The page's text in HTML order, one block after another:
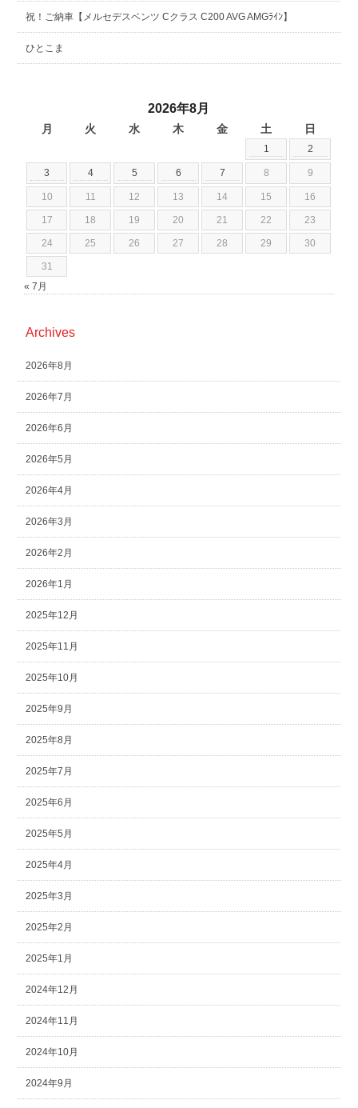
祝！ご納車【メルセデスベンツ Cクラス C200 AVG AMGﾗｲﾝ】
ひとこま
2026年8月
月 火 水 木 金 土 日
1 2
3 4 5 6 7 8 9
10 11 12 13 14 15 16
17 18 19 20 21 22 23
24 25 26 27 28 29 30
31
« 7月
Archives
2026年8月
2026年7月
2026年6月
2026年5月
2026年4月
2026年3月
2026年2月
2026年1月
2025年12月
2025年11月
2025年10月
2025年9月
2025年8月
2025年7月
2025年6月
2025年5月
2025年4月
2025年3月
2025年2月
2025年1月
2024年12月
2024年11月
2024年10月
2024年9月